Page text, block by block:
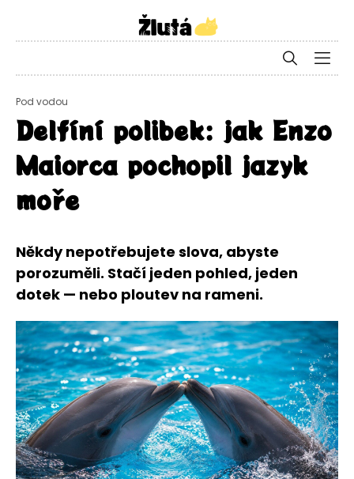
Pod vodou
Delfíní polibek: jak Enzo
Maiorca pochopil jazyk
moře
Někdy nepotřebujete slova, abyste
porozuměli. Stačí jeden pohled, jeden
dotek — nebo ploutev na rameni.